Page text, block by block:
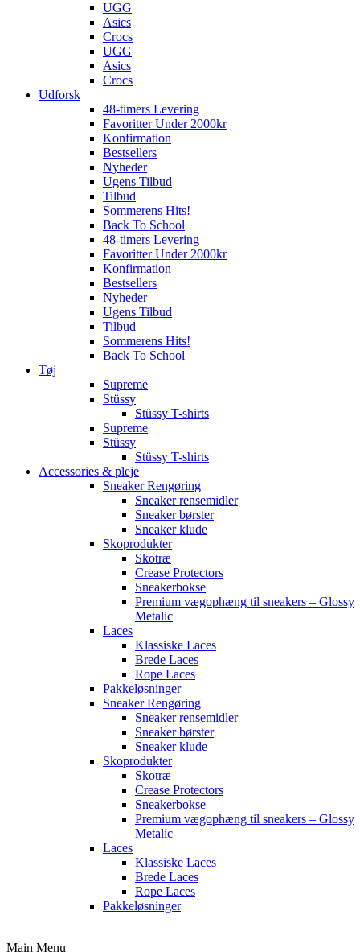
UGG
Asics
Crocs
UGG
Asics
Crocs
Udforsk
48-timers Levering
Favoritter Under 2000kr
Konfirmation
Bestsellers
Nyheder
Ugens Tilbud
Tilbud
Sommerens Hits!
Back To School
48-timers Levering
Favoritter Under 2000kr
Konfirmation
Bestsellers
Nyheder
Ugens Tilbud
Tilbud
Sommerens Hits!
Back To School
Tøj
Supreme
Stüssy
Stüssy T-shirts
Supreme
Stüssy
Stüssy T-shirts
Accessories & pleje
Sneaker Rengøring
Sneaker rensemidler
Sneaker børster
Sneaker klude
Skoprodukter
Skotræ
Crease Protectors
Sneakerbokse
Premium vægophæng til sneakers – Glossy
Metalic
Laces
Klassiske Laces
Brede Laces
Rope Laces
Pakkeløsninger
Sneaker Rengøring
Sneaker rensemidler
Sneaker børster
Sneaker klude
Skoprodukter
Skotræ
Crease Protectors
Sneakerbokse
Premium vægophæng til sneakers – Glossy
Metalic
Laces
Klassiske Laces
Brede Laces
Rope Laces
Pakkeløsninger
Main Menu